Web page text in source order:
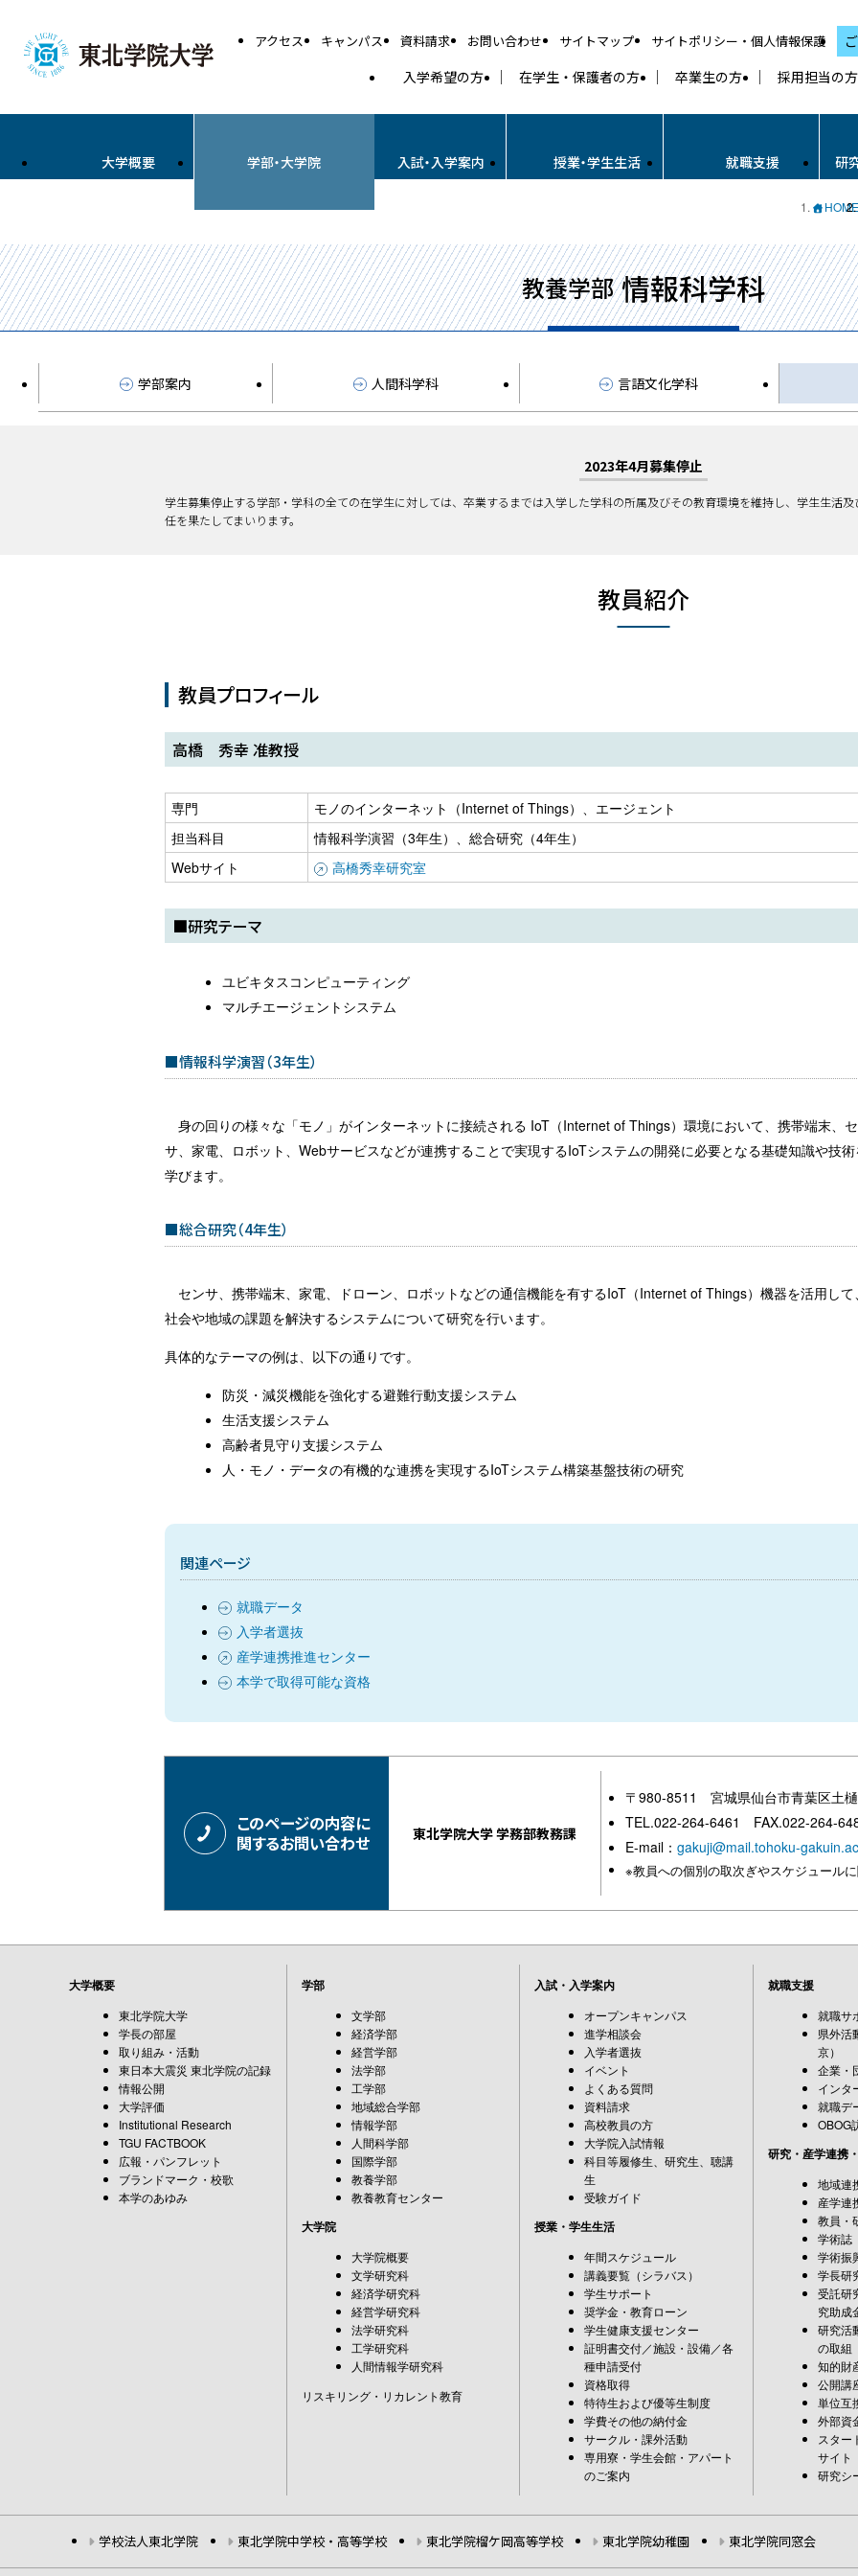
アクセス キャンパス 資料請求 お問い合わせ サイトマップ サイトポリシー・個人情報保護
入学希望の方
在学生・保護者の方 卒業生の方 採用担当の方
大学概要 学部・大学院 入試・入学案内 授業・学生生活 就職支援 研
HOME
教養学部 情報科学科
学部案内 人間科学科 言語文化学科
2023年4月募集停止
学生募集停止する学部・学科の全ての在学生に対しては、卒業するまでは入学した学科の所属及びその教育環境を維持し、学生生活
任を果たしてまいります。
教員紹介
教員プロフィール
高橋 秀幸 准教授
専門
モノのインターネット（Internet of Things）、エージェント
担当科目
情報科学演習（3年生）、総合研究（4年生）
Webサイト
高橋秀幸研究室
■研究テーマ
ユビキタスコンピューティング
マルチエージェントシステム
■情報科学演習（3年生）
身の回りの様々な「モノ」がインターネットに接続される IoT（Internet of Things）環境において、携帯端末、
サ、家電、ロボット、Webサービスなどが連携することで実現するIoTシステムの開発に必要となる基礎知識や技
学びます。
■総合研究（4年生）
センサ、携帯端末、家電、ドローン、ロボットなどの通信機能を有するIoT（Internet of Things）機器を活用して
社会や地域の課題を解決するシステムについて研究を行います。
具体的なテーマの例は、以下の通りです。
防災・減災機能を強化する避難行動支援システム
生活支援システム
高齢者見守り支援システム
人・モノ・データの有機的な連携を実現するIoTシステム構築基盤技術の研究
関連ページ
就職データ
入学者選抜
産学連携推進センター
本学で取得可能な資格
このページの内容に
関するお問い合わせ
東北学院大学 学務部教務課
〒980-8511 宮城県仙台市青葉区土
TEL.022-264-6461 FAX.022-264-
E-mail： gakuji@mail.tohoku-
※教員への個別の取次ぎやスケジュール
大学概要
東北学院大学
学長の部屋
取り組み・活動
東日本大震災 東北学院の記録
情報公開
大学評価
Institutional Research
TGU FACTBOOK
広報・パンフレット
ブランドマーク・校歌
本学のあゆみ
学部
文学部
経済学部
経営学部
法学部
工学部
地域総合学部
情報学部
人間科学部
国際学部
教養学部
教養教育センター
大学院
大学院概要
文学研究科
経済学研究科
経営学研究科
法学研究科
工学研究科
人間情報学研究科
リスキリング・リカレント教育
入試・入学案内
オープンキャンパス
進学相談会
入学者選抜
イベント
よくある質問
資料請求
高校教員の方
大学院入試情報
科目等履修生、研究生、聴講
生
受験ガイド
授業・学生生活
年間スケジュール
講義要覧（シラバス）
学生サポート
奨学金・教育ローン
学生健康支援センター
証明書交付／施設・設備／各
種申請受付
資格取得
特待生および優等生制度
学費その他の納付金
サークル・課外活動
専用寮・学生会館・アパート
のご案内
就職支援
就職サ
県外活
京）
企業・
インタ
就職デ
OBOG
研究・産学連携
地域連
産学連
教員・
学術誌
学術振
学長研
受託研
究助成
研究活
の取組
知的財
公開講
単位互
外部資
スター
サイト
研究シ
学校法人東北学院 東北学院中学校・高等学校 東北学院榴ケ岡高等学校 東北学院幼稚園 東北学院同窓会